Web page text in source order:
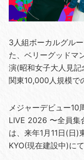
3人組ボーカルグル
た、ベリーグッドマ
演(昭和女子大人見
関東10,000人規模で
メジャーデビュー
LIVE 2026 〜全員集
は、来年1月11日(日)
KYO(現在建設中)にて